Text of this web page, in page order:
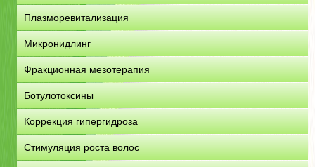
Плазморевитализация
Микронидлинг
Фракционная мезотерапия
Ботулотоксины
Коррекция гипергидроза
Стимуляция роста волос